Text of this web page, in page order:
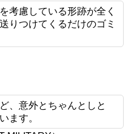
考慮している形跡が全く
りつけてくるだけのゴミ
、意外とちゃんとしと
ます。